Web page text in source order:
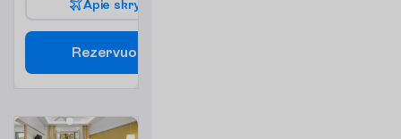
Apie skry
Rezervuo